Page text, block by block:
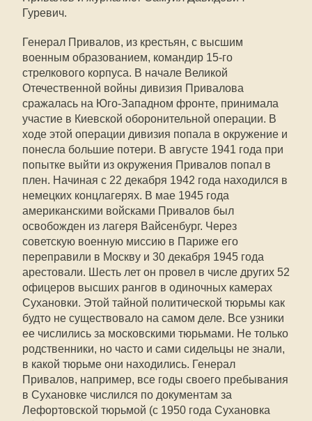
Гуревич.
Генерал Привалов, из крестьян, с высшим
военным образованием, командир 15-го
стрелкового корпуса. В начале Великой
Отечественной войны дивизия Привалова
сражалась на Юго-Западном фронте, принимала
участие в Киевской оборонительной операции. В
ходе этой операции дивизия попала в окружение и
понесла большие потери. В августе 1941 года при
попытке выйти из окружения Привалов попал в
плен. Начиная с 22 декабря 1942 года находился в
немецких концлагерях. В мае 1945 года
американскими войсками Привалов был
освобожден из лагеря Вайсенбург. Через
советскую военную миссию в Париже его
переправили в Москву и 30 декабря 1945 года
арестовали. Шесть лет он провел в числе других 52
офицеров высших рангов в одиночных камерах
Сухановки. Этой тайной политической тюрьмы как
будто не существовало на самом деле. Все узники
ее числились за московскими тюрьмами. Не только
родственники, но часто и сами сидельцы не знали,
в какой тюрьме они находились. Генерал
Привалов, например, все годы своего пребывания
в Сухановке числился по документам за
Лефортовской тюрьмой (с 1950 года Сухановка